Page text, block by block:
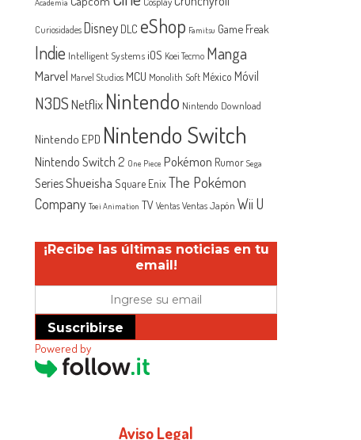
Academia
Curiosidades Disney DLC eShop Famitsu Game Freak
Indie Intelligent Systems iOS Koei Tecmo Manga
Marvel Marvel Studios MCU Monolith Soft México Móvil
N3DSNetflix Nintendo Nintendo Download
Nintendo EPD Nintendo Switch
Nintendo Switch 2 One Piece Pokémon Rumor Sega
SeriesShueisha Square EnixThe Pokémon
Company Toei Animation TV Ventas Ventas Japón Wii U
¡Recibe las últimas noticias en tu
email!
Suscribirse
Powered by
Aviso Legal